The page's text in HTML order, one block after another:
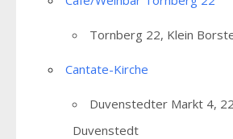
Tornberg 22, Klein
Cantate-Kirche
Duvenstedter Markt 4,
Duvenstedt